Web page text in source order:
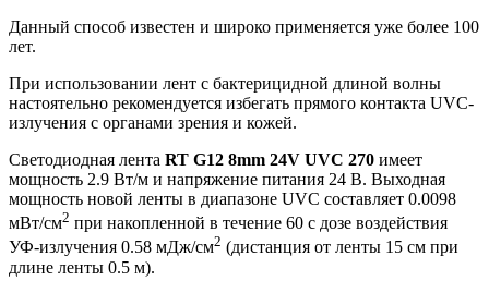
Данный способ известен и широко применяется уже более 100
лет.
При использовании лент с бактерицидной длиной волны
настоятельно рекомендуется избегать прямого контакта UVC-
излучения с органами зрения и кожей.
Светодиодная лента RT G12 8mm 24V UVC 270 имеет
мощность 2.9 Вт/м и напряжение питания 24 В. Выходная
мощность новой ленты в диапазоне UVC составляет 0.0098
мВт/см2 при накопленной в течение 60 с дозе воздействия
УФ-излучения 0.58 мДж/см2 (дистанция от ленты 15 см при
длине ленты 0.5 м).